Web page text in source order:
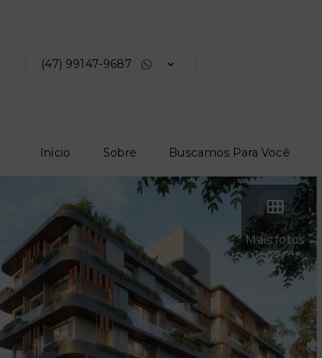
(47) 99147-9687
Início Sobre Buscamos Para Você
Mais fotos